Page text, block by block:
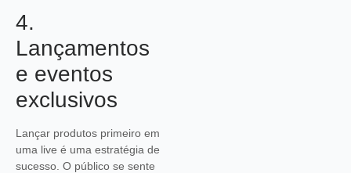
4.
Lançamentos
e eventos
exclusivos
Lançar produtos primeiro em
uma live é uma estratégia de
sucesso. O público se sente